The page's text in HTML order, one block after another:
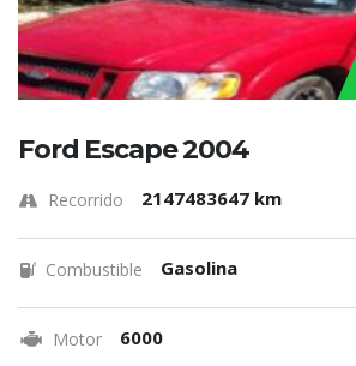
Ford Escape 2004
Recorrido 2147483647 km
Combustible Gasolina
Motor 6000